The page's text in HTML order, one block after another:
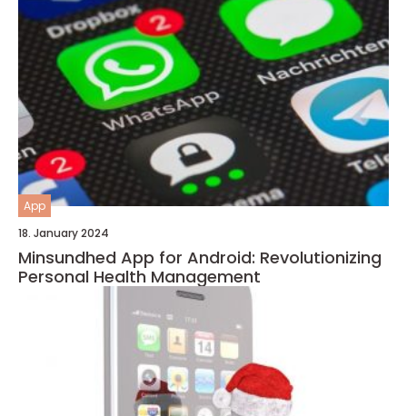
App
18. January 2024
Minsundhed App for Android: Revolutionizing
Personal Health Management